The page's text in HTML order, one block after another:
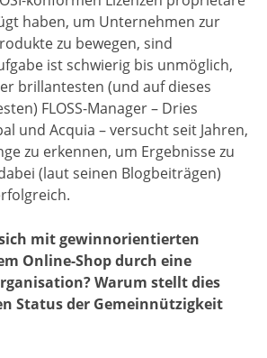
haben, um Unternehmen zur
zu bewegen, sind
ist schwierig bis unmöglich,
brillantesten (und auf dieses
FLOSS-Manager – Dries
und Acquia – versucht seit Jahren,
zu erkennen, um Ergebnisse zu
(laut seinen Blogbeiträgen)
mit gewinnorientierten
Online-Shop durch eine
Warum stellt dies
Status der Gemeinnützigkeit